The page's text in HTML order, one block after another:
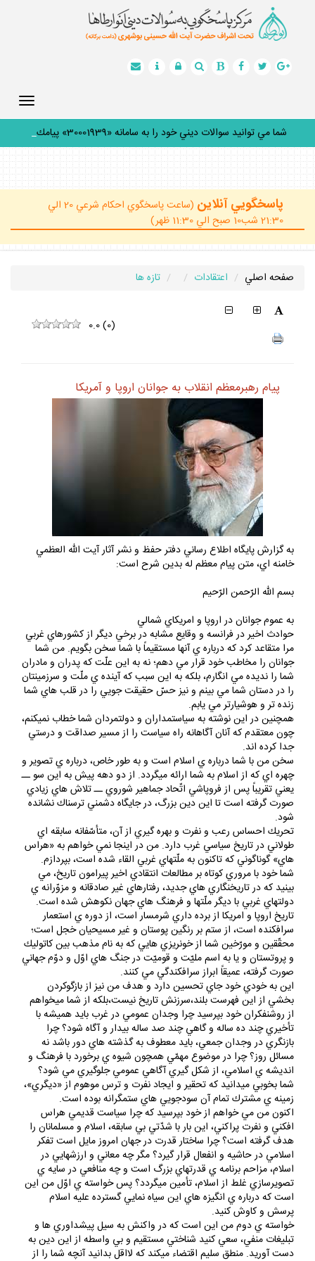
شما مي توانيد سوالات ديني خود را به سامانه «30001939» پيامك
كنيد_
پاسخگويي آنلاين
21:30 شب10 صبح الي 11:30 ظهر)
پيام رهبرمعظم انقلاب به جوانان اروپا و آمريكا
به گزارش پايگاه اطلاع رساني دفتر حفظ و نشر آثار آيت الله العظمي
به عموم جوانان در اروپا و امريكاي شمالي
حوادث اخير در فرانسه و وقايع مشابه در برخي ديگر از كشورهاي غربي
مرا متقاعد كرد كه درباره ي آنها مستقيماً با شما سخن بگويم. من شما
جوانان را مخاطب خود قرار مي دهم؛ نه به اين علّت كه پدران و مادران
شما را نديده مي انگارم، بلكه به اين سبب كه آينده ي ملّت و سرزمينتان
را در دستان شما مي بينم و نيز حسّ حقيقت جويي را در قلب هاي شما
زنده تر و هوشيارتر مي يابم.
همچنين در اين نوشته به سياستمداران و دولتمردان شما خطاب نميكنم،
چون معتقدم كه آنان آگاهانه راه سياست را از مسير صداقت و درستي
جدا كرده اند.
سخن من با شما درباره ي اسلام است و به طور خاص، درباره ي تصوير و
چهره اي كه از اسلام به شما ارائه ميگردد. از دو دهه پيش به اين سو ــ
يعني تقريباً پس از فروپاشي اتّحاد جماهير شوروي ــ تلاش هاي زيادي
صورت گرفته است تا اين دين بزرگ، در جايگاه دشمني ترسناك نشانده
شود.
تحريك احساس رعب و نفرت و بهره گيري از آن، متأسّفانه سابقه اي
طولاني در تاريخ سياسي غرب دارد. من در اينجا نمي خواهم به «هراس
هاي» گوناگوني كه تاكنون به ملّتهاي غربي القاء شده است، بپردازم.
شما خود با مروري كوتاه بر مطالعات انتقادي اخير پيرامون تاريخ، مي
بينيد كه در تاريخنگاري هاي جديد، رفتارهاي غير صادقانه و مزوّرانه ي
دولتهاي غربي با ديگر ملّتها و فرهنگ هاي جهان نكوهش شده است.
تاريخ اروپا و امريكا از برده داري شرمسار است، از دوره ي استعمار
سرافكنده است، از ستم بر رنگين پوستان و غير مسيحيان خجل است؛
محقّقين و مورّخين شما از خونريزي هايي كه به نام مذهب بين كاتوليك
و پروتستان و يا به اسم مليّت و قوميّت در جنگ هاي اوّل و دوّم جهاني
صورت گرفته، عميقاً ابراز سرافكندگي مي كنند.
اين به خودي خود جاي تحسين دارد و هدف من نيز از بازگوكردن
بخشي از اين فهرست بلند،سرزنش تاريخ نيست،بلكه از شما ميخواهم
از روشنفكران خود بپرسيد چرا وجدان عمومي در غرب بايد هميشه با
تأخيري چند ده ساله و گاهي چند صد ساله بيدار و آگاه شود؟ چرا
بازنگري در وجدان جمعي، بايد معطوف به گذشته هاي دور باشد نه
مسائل روز؟ چرا در موضوع مهمّي همچون شيوه ي برخورد با فرهنگ و
انديشه ي اسلامي، از شكل گيري آگاهي عمومي جلوگيري مي شود؟
شما بخوبي ميدانيد كه تحقير و ايجاد نفرت و ترس موهوم از «ديگري»،
زمينه ي مشترك تمام آن سودجويي هاي ستمگرانه بوده است.
اكنون من مي خواهم از خود بپرسيد كه چرا سياست قديمي هراس
افكني و نفرت پراكني، اين بار با شدّتي بي سابقه، اسلام و مسلمانان را
هدف گرفته است؟ چرا ساختار قدرت در جهان امروز مايل است تفكر
اسلامي در حاشيه و انفعال قرار گيرد؟ مگر چه معاني و ارزشهايي در
اسلام، مزاحم برنامه ي قدرتهاي بزرگ است و چه منافعي در سايه ي
تصويرسازي غلط از اسلام، تأمين ميگردد؟ پس خواسته ي اوّل من اين
است كه درباره ي انگيزه هاي اين سياه نمايي گسترده عليه اسلام
پرسش و كاوش كنيد.
خواسته ي دوم من اين است كه در واكنش به سيل پيشداوري ها و
تبليغات منفي، سعي كنيد شناختي مستقيم و بي واسطه از اين دين به